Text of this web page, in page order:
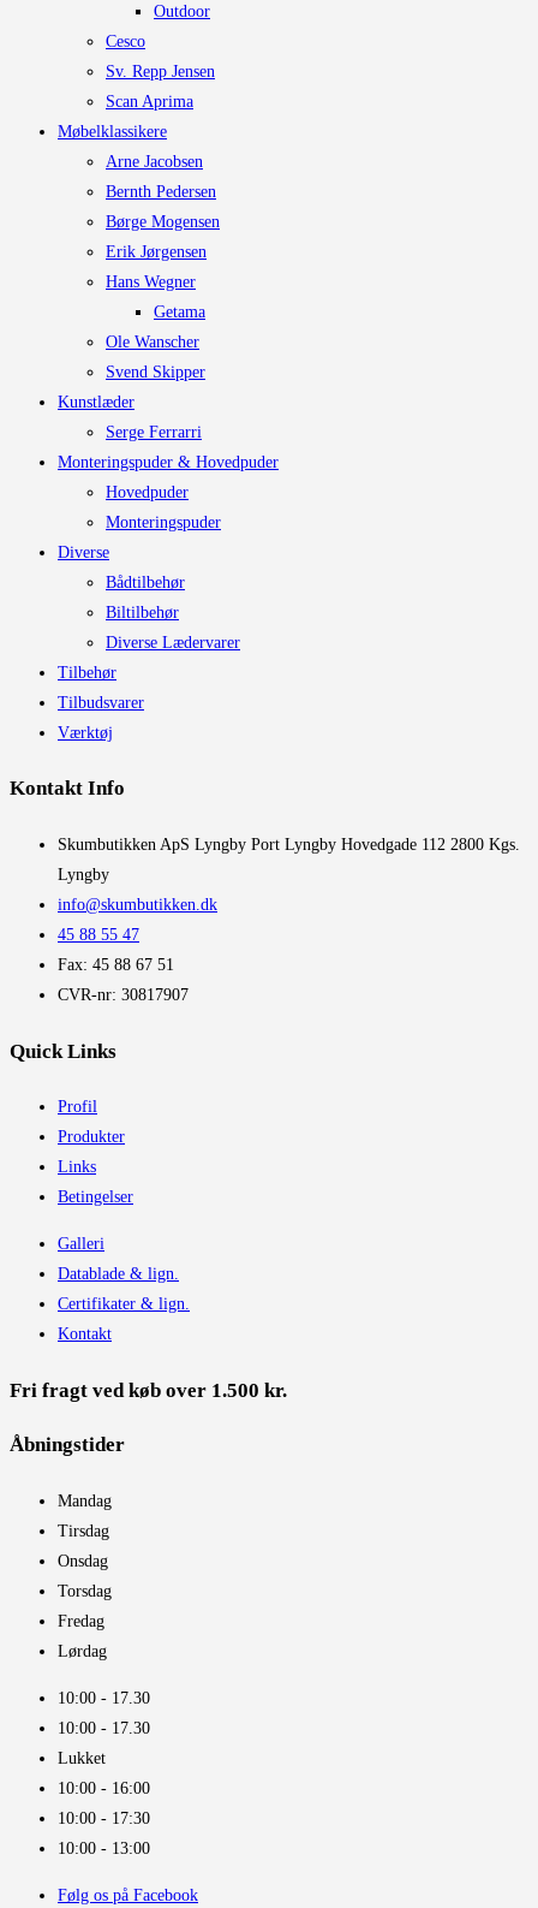
Outdoor
Cesco
Sv. Repp Jensen
Scan Aprima
Møbelklassikere
Arne Jacobsen
Bernth Pedersen
Børge Mogensen
Erik Jørgensen
Hans Wegner
Getama
Ole Wanscher
Svend Skipper
Kunstlæder
Serge Ferrarri
Monteringspuder & Hovedpuder
Hovedpuder
Monteringspuder
Diverse
Bådtilbehør
Biltilbehør
Diverse Lædervarer
Tilbehør
Tilbudsvarer
Værktøj
Kontakt Info
​Skumbutikken ApS Lyngby Port Lyngby Hovedgade 112 2800 Kgs.
Lyngby
info@skumbutikken.dk
45 88 55 47
Fax: 45 88 67 51
CVR-nr: 30817907
Quick Links
Profil
Produkter
Links
Betingelser
Galleri
Datablade & lign.
Certifikater & lign.
Kontakt
Fri fragt ved køb over 1.500 kr.
Åbningstider​
Mandag
Tirsdag
Onsdag
Torsdag
Fredag
Lørdag
10:00 - 17.30​
10:00 - 17.30​
Lukket
10:00 - 16:00​
10:00 - 17:30
10:00 - 13:00
Følg os på Facebook